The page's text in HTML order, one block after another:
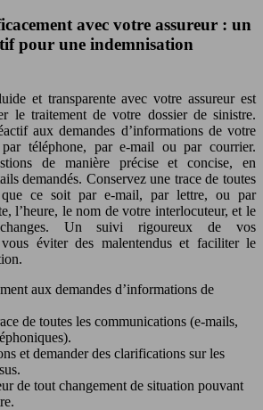
avec votre assureur : un
pour une indemnisation
et transparente avec votre assureur est
le traitement de votre dossier de sinistre.
aux demandes d’informations de votre
téléphone, par e-mail ou par courrier.
de manière précise et concise, en
demandés. Conservez une trace de toutes
que ce soit par e-mail, par lettre, ou par
l’heure, le nom de votre interlocuteur, et le
Un suivi rigoureux de vos
éviter des malentendus et faciliter le
aux demandes d’informations de
de toutes les communications (e-mails,
et demander des clarifications sur les
de tout changement de situation pouvant